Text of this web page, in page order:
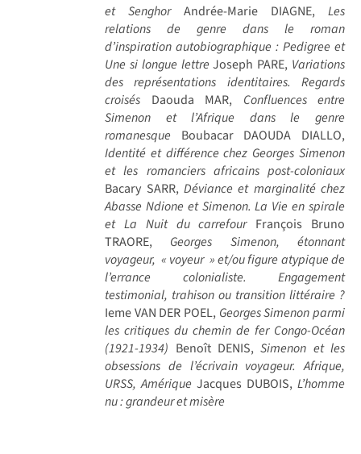
et SenghorAndrée-Marie DIAGNE, Les
relations de genre dans le roman
d’inspiration autobiographique : Pedigree et
Une si longue lettre Joseph PARE, Variations
des représentations identitaires. Regards
croisés Daouda MAR, Confluences entre
Simenon et l’Afrique dans le genre
romanesque Boubacar DAOUDA DIALLO,
Identité et différence chez Georges Simenon
et les romanciers africains post-coloniaux
Bacary SARR, Déviance et marginalité chez
Abasse Ndione et Simenon. La Vie en spirale
et La Nuit du carrefourFrançois Bruno
TRAORE, Georges Simenon, étonnant
voyageur, « voyeur » et/ou figure atypique de
l’errance colonialiste. Engagement
testimonial, trahison ou transition littéraire ?
Ieme VAN DER POEL, Georges Simenon parmi
les critiques du chemin de fer Congo-Océan
(1921-1934) Benoît DENIS,Simenon et les
obsessions de l’écrivain voyageur. Afrique,
URSS, Amérique Jacques DUBOIS, L’homme
nu : grandeur et misère